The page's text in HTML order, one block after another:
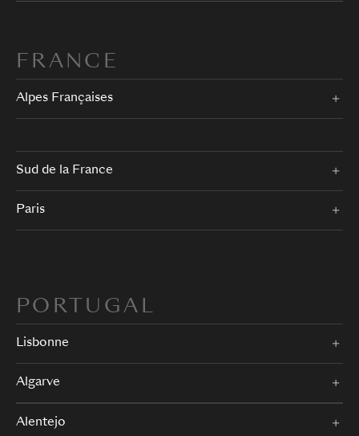
FRANCE
Alpes Françaises
Sud de la France
Paris
PORTUGAL
Lisbonne
Algarve
Alentejo